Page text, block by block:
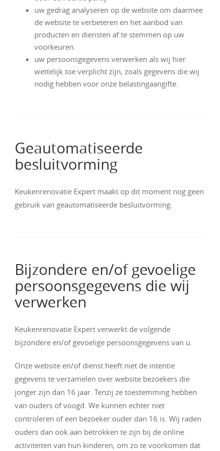
uw gedrag analyseren op de website om daarmee
de website te verbeteren en het aanbod van
producten en diensten af te stemmen op uw
voorkeuren.
uw persoonsgegevens verwerken als wij hier
wettelijk toe verplicht zijn, zoals gegevens die wij
nodig hebben voor onze belastingaangifte.
Geautomatiseerde
besluitvorming
Keukenrenovatie Expert maakt op dit moment nog geen
gebruik van geautomatiseerde besluitvorming.
Bijzondere en/of gevoelige
persoonsgegevens die wij
verwerken
Keukenrenovatie Expert verwerkt de volgende
bijzondere en/of gevoelige persoonsgegevens van u.
Onze website en/of dienst heeft niet de intentie
gegevens te verzamelen over website bezoekers die
jonger zijn dan 16 jaar. Tenzij ze toestemming hebben
van ouders of voogd. We kunnen echter niet
controleren of een bezoeker ouder dan 16 is. Wij raden
ouders dan ook aan betrokken te zijn bij de online
activiteiten van hun kinderen, om zo te voorkomen dat